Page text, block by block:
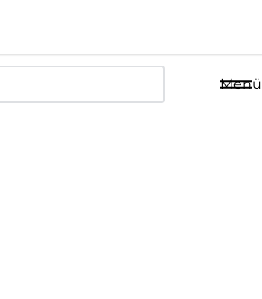
Menü